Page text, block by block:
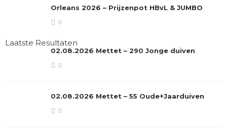
Orleans 2026 – Prijzenpot HBvL & JUMBO
0
Laatste Resultaten
02.08.2026 Mettet – 290 Jonge duiven
0
02.08.2026 Mettet – 55 Oude+Jaarduiven
0